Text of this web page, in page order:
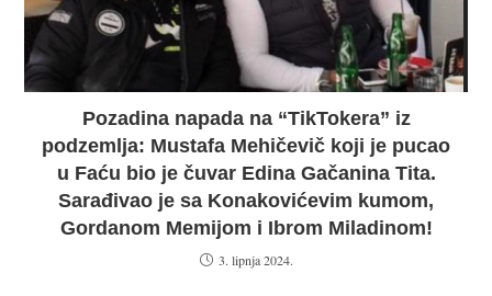
Pozadina napada na “TikTokera” iz
podzemlja: Mustafa Mehičevič koji je pucao
u Faću bio je čuvar Edina Gačanina Tita.
Sarađivao je sa Konakovićevim kumom,
Gordanom Memijom i Ibrom Miladinom!
3. lipnja 2024.